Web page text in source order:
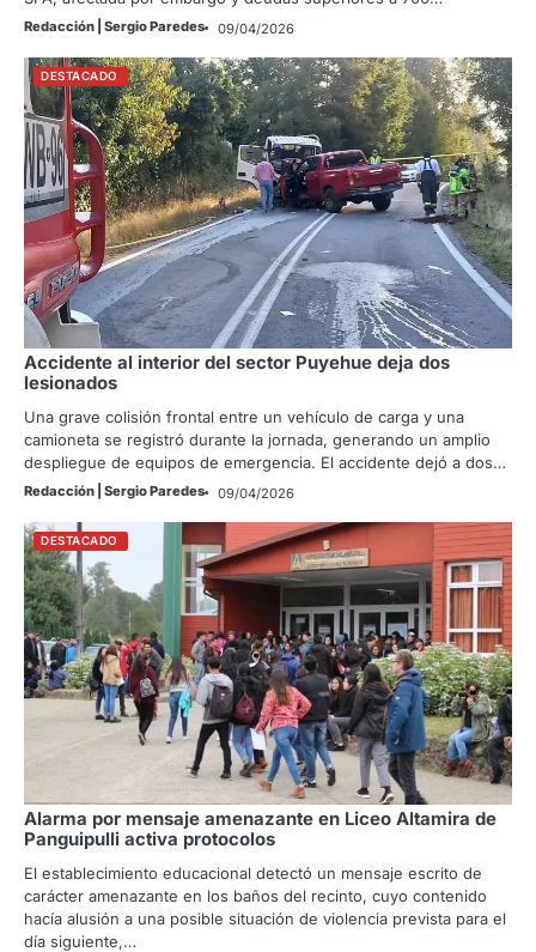
Redacción | Sergio Paredes 09/04/2026
DESTACADO
Accidente al interior del sector Puyehue deja dos
lesionados
Una grave colisión frontal entre un vehículo de carga y una
camioneta se registró durante la jornada, generando un amplio
despliegue de equipos de emergencia. El accidente dejó a dos…
Redacción | Sergio Paredes 09/04/2026
DESTACADO
Alarma por mensaje amenazante en Liceo Altamira de
Panguipulli activa protocolos
El establecimiento educacional detectó un mensaje escrito de
carácter amenazante en los baños del recinto, cuyo contenido
hacía alusión a una posible situación de violencia prevista para el
día siguiente,…